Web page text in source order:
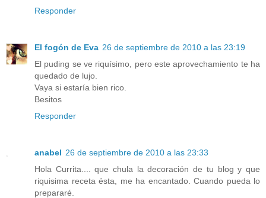
Responder
El fogón de Eva 26 de septiembre de 2010 a las 23:19
El puding se ve riquísimo, pero este aprovechamiento te ha
quedado de lujo.
Vaya si estaría bien rico.
Besitos
Responder
anabel 26 de septiembre de 2010 a las 23:33
Hola Currita.... que chula la decoración de tu blog y que
riquisima receta ésta, me ha encantado. Cuando pueda lo
prepararé.